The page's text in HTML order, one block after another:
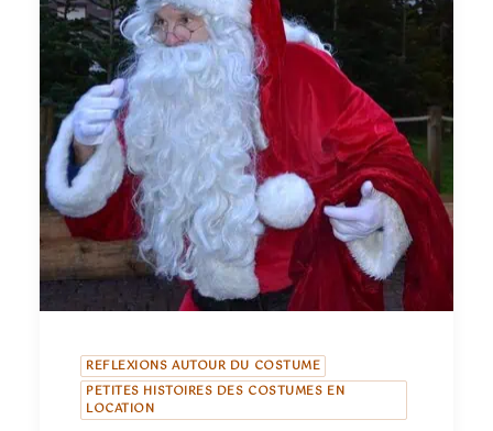
REFLEXIONS AUTOUR DU COSTUME
PETITES HISTOIRES DES COSTUMES EN
LOCATION